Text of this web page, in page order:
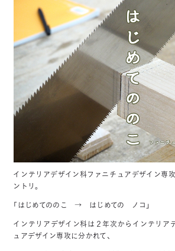
インテリアデザイン科ファニチュアデザイン専攻
ントリ。
「はじめてののこ → はじめての ノコ」
インテリアデザイン科は２年次からインテリア
ュアデザイン専攻に分かれて、